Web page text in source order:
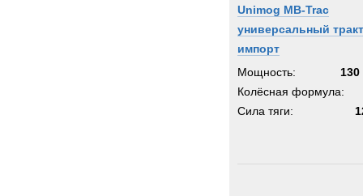
Unimog MB-Trac
универсальный
импорт
Мощность:
130
Колёсная формула:
Сила тяги: